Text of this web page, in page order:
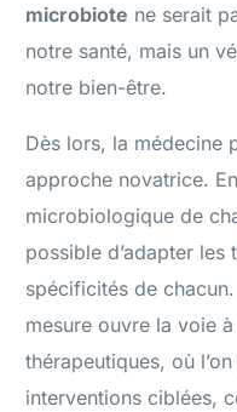
microbiote ne serait
notre santé, mais un
notre bien-être.
Dès lors, la médecine
approche novatrice.
microbiologique de
possible d’adapter
spécificités de
mesure ouvre la voie
thérapeutiques, où
interventions ciblées,